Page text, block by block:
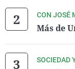
CON JOSÉ
Más de
SOCIEDAD